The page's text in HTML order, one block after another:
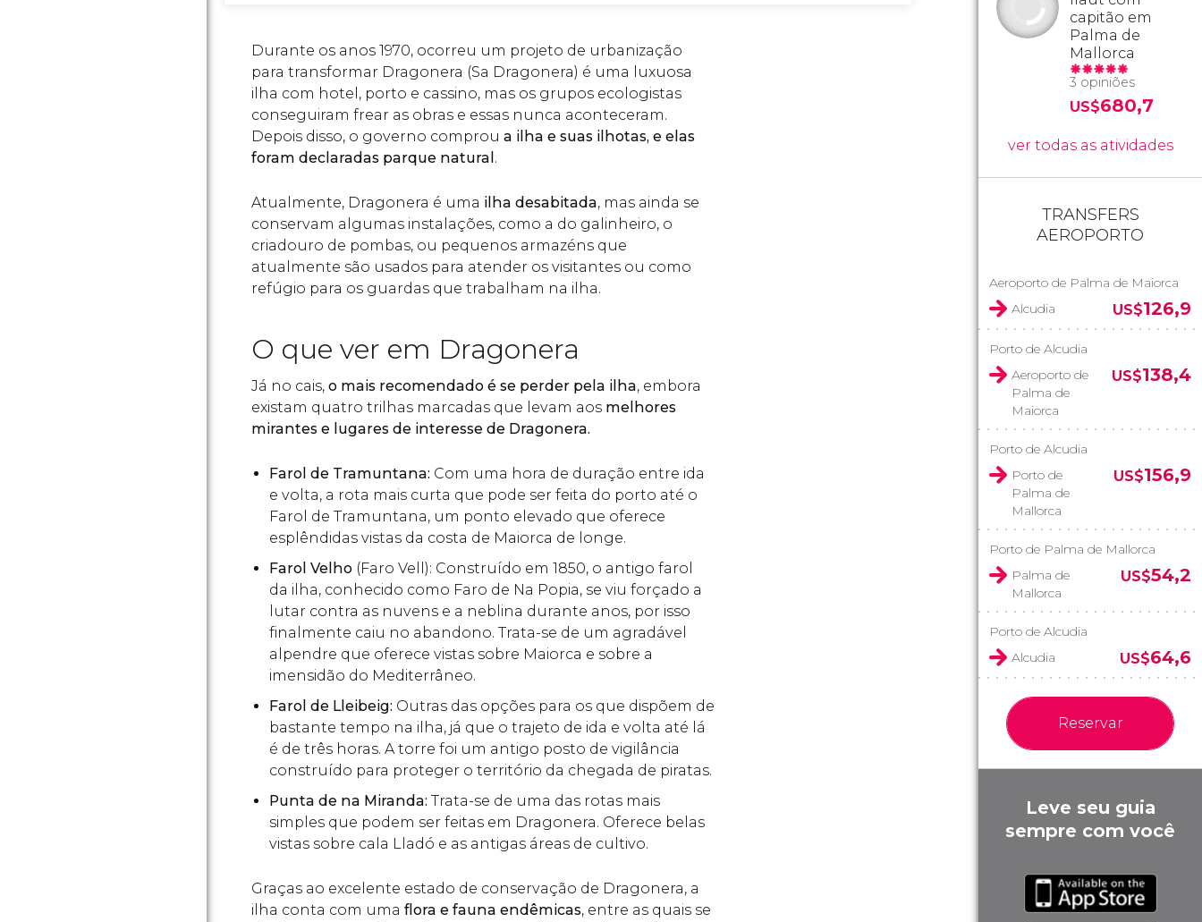
Durante os anos 1970, ocorreu um projeto de urbanização
para transformar Dragonera (Sa Dragonera) é uma luxuosa
ilha com hotel, porto e cassino, mas os grupos ecologistas
conseguiram frear as obras e essas nunca aconteceram.
Depois disso, o governo comprou a ilha e suas ilhotas, e elas
foram declaradas parque natural .
Atualmente, Dragonera é uma ilha desabitada, mas ainda se
conservam algumas instalações, como a do galinheiro, o
criadouro de pombas, ou pequenos armazéns que
atualmente são usados para atender os visitantes ou como
refúgio para os guardas que trabalham na ilha.
O que ver em Dragonera
Já no cais, o mais recomendado é se perder pela ilha, embora
existam quatro trilhas marcadas que levam aos melhores
mirantes e lugares de interesse de Dragonera.
Farol de Tramuntana: Com uma hora de duração entre ida
e volta, a rota mais curta que pode ser feita do porto até o
Farol de Tramuntana, um ponto elevado que oferece
esplêndidas vistas da costa de Maiorca de longe.
Farol Velho (Faro Vell): Construído em 1850, o antigo farol
da ilha, conhecido como Faro de Na Popia, se viu forçado a
lutar contra as nuvens e a neblina durante anos, por isso
finalmente caiu no abandono. Trata-se de um agradável
alpendre que oferece vistas sobre Maiorca e sobre a
imensidão do Mediterrâneo.
Farol de Lleibeig: Outras das opções para os que dispõem de
bastante tempo na ilha, já que o trajeto de ida e volta até lá
é de três horas. A torre foi um antigo posto de vigilância
construído para proteger o território da chegada de piratas.
Punta de na Miranda: Trata-se de uma das rotas mais
simples que podem ser feitas em Dragonera. Oferece belas
vistas sobre cala Lladó e as antigas áreas de cultivo.
Graças ao excelente estado de conservação de Dragonera, a
ilha conta com uma flora e fauna endêmicas, entre as quais se
capitão em
Palma de
Mallorca
3 opiniões
US$680,7
ver todas as atividades
TRANSFERS
AEROPORTO
Aeroporto de Palma de Maiorca
Alcudia
US$126,9
Porto de Alcudia
Aeroporto de
Palma de
Maiorca
US$138,4
Porto de Alcudia
Porto de
Palma de
Mallorca
US$156,9
Porto de Palma de Mallorca
Palma de
Mallorca
US$54,2
Porto de Alcudia
Alcudia
US$64,6
Reservar
Leve seu guia
sempre com você